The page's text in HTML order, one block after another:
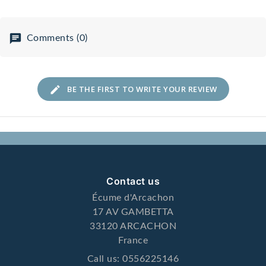
Comments (0)
BE THE FIRST TO WRITE YOUR REVIEW
Contact us
Écume d'Arcachon
17 AV GAMBETTA
33120 ARCACHON
France
Call us:0556225146